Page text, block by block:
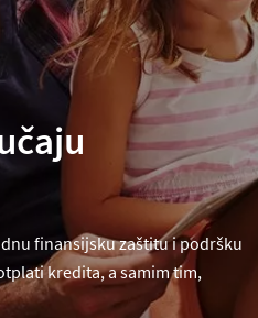
finansijsku zaštitu i podršku
kredita, a samim tim,